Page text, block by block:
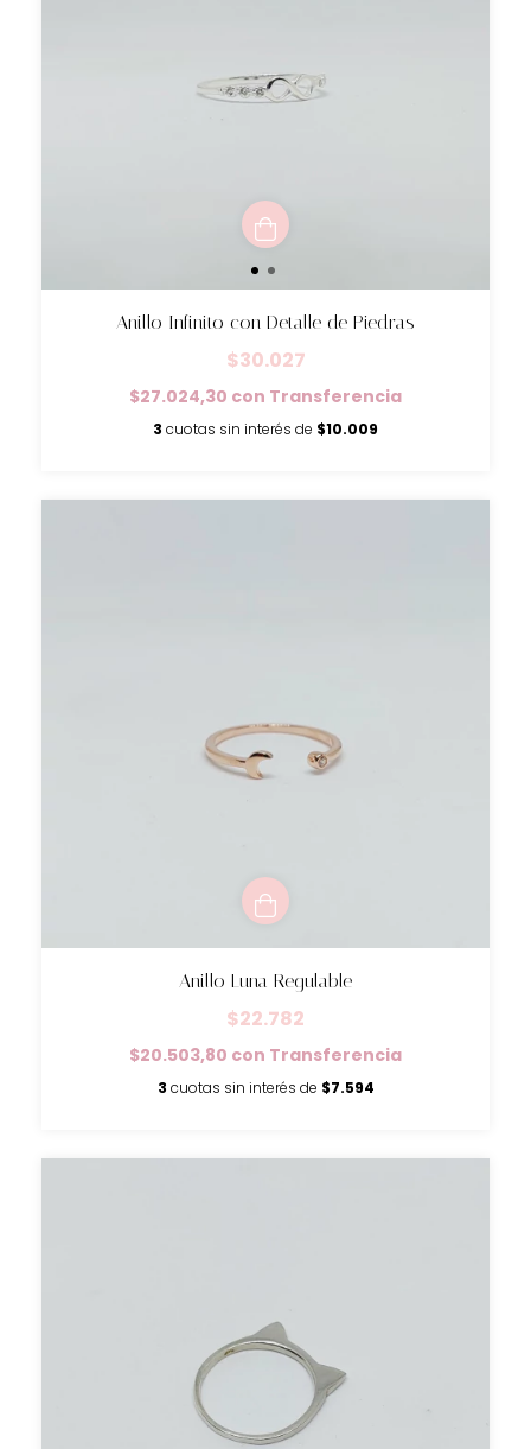
Anillo Infinito con Detalle de Piedras
$30.027
$27.024,30 con Transferencia
3 cuotas sin interés de $10.009
Anillo Luna Regulable
$22.782
$20.503,80 con Transferencia
3 cuotas sin interés de $7.594